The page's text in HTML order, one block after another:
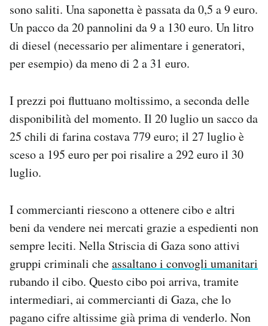
sono saliti. Una saponetta è passata da 0,5 a 9 euro.
Un pacco da 20 pannolini da 9 a 130 euro. Un litro
di diesel (necessario per alimentare i generatori,
per esempio) da meno di 2 a 31 euro.
I prezzi poi fluttuano moltissimo, a seconda delle
disponibilità del momento. Il 20 luglio un sacco da
25 chili di farina costava 779 euro; il 27 luglio è
sceso a 195 euro per poi risalire a 292 euro il 30
luglio.
I commercianti riescono a ottenere cibo e altri
beni da vendere nei mercati grazie a espedienti non
sempre leciti. Nella Striscia di Gaza sono attivi
gruppi criminali cheassaltano i convogli umanitari
rubando il cibo. Questo cibo poi arriva, tramite
intermediari, ai commercianti di Gaza, che lo
pagano cifre altissime già prima di venderlo. Non